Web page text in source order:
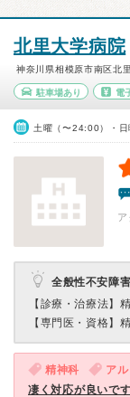
北里大学病院
神奈川県相模原市南区北里
駐車場あり 電
土曜（〜24:00）・日
全般性不安障
【診療・治療法】
【専門医・資格】
精神科 ア
凄く対応が良いです